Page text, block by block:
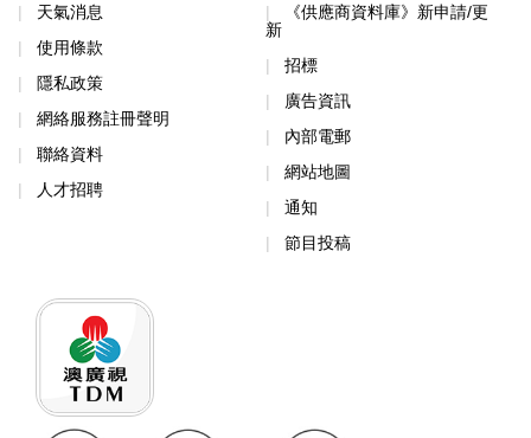
天氣消息
使用條款
隱私政策
網絡服務註冊聲明
聯絡資料
人才招聘
《供應商資料庫》新申請/更
新
招標
廣告資訊
內部電郵
網站地圖
通知
節目投稿